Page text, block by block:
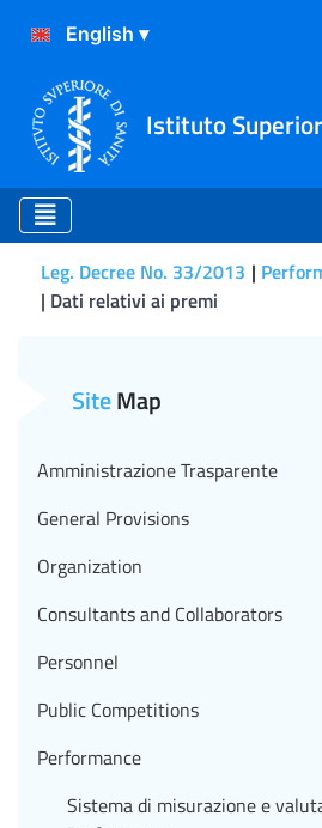
Istituto
Leg. Decree No. 33/2013
Dati relativi ai premi
SiteMap
Amministrazione Trasparente
General Provisions
Organization
Consultants and Collaborators
Personnel
Public Competitions
Performance
Sistema di misurazione e